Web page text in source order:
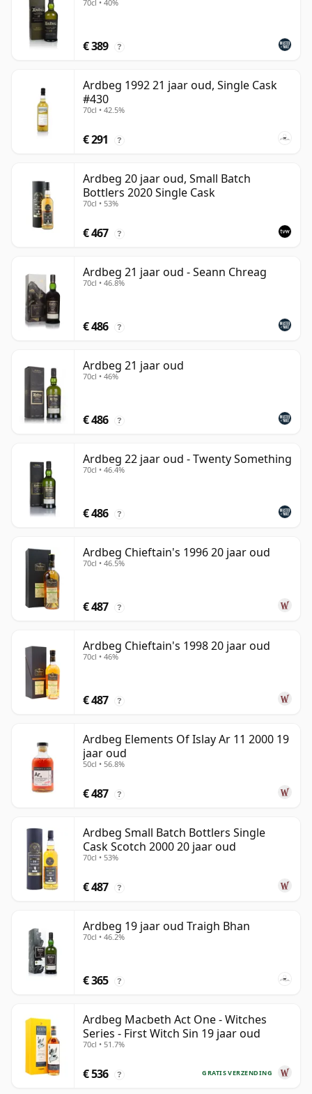
70cl • 40%
€ 389 ?
Ardbeg 1992 21 jaar oud, Single Cask
#430
70cl • 42.5%
€ 291 ?
Ardbeg 20 jaar oud, Small Batch
Bottlers 2020 Single Cask
70cl • 53%
€ 467 ?
Ardbeg 21 jaar oud - Seann Chreag
70cl • 46.8%
€ 486 ?
Ardbeg 21 jaar oud
70cl • 46%
€ 486 ?
Ardbeg 22 jaar oud - Twenty Something
70cl • 46.4%
€ 486 ?
Ardbeg Chieftain's 1996 20 jaar oud
70cl • 46.5%
€ 487 ?
Ardbeg Chieftain's 1998 20 jaar oud
70cl • 46%
€ 487 ?
Ardbeg Elements Of Islay Ar 11 2000 19
jaar oud
50cl • 56.8%
€ 487 ?
Ardbeg Small Batch Bottlers Single
Cask Scotch 2000 20 jaar oud
70cl • 53%
€ 487 ?
Ardbeg 19 jaar oud Traigh Bhan
70cl • 46.2%
€ 365 ?
Ardbeg Macbeth Act One - Witches
Series - First Witch Sin 19 jaar oud
70cl • 51.7%
GRATIS VERZENDING
€ 536 ?